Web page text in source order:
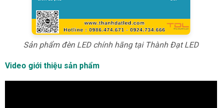
Sản phẩm đèn LED chính hãng tại Thành Đạt LED
Video giới thiệu sản phẩm